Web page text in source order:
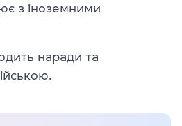
з іноземними
наради та